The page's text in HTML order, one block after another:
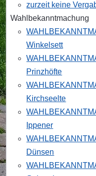
zurzeit keine
Wahlbekanntmachung
Winkelsett
Prinzhöfte
Kirchseelte
Ippener
Dünsen